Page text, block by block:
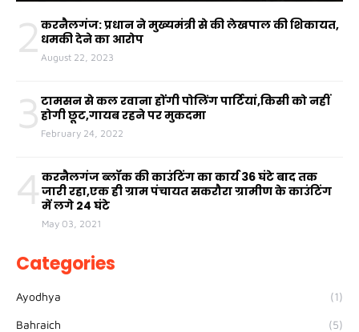
2 करनैलगंज: प्रधान ने मुख्यमंत्री से की लेखपाल की शिकायत,
धमकी देने का आरोप
August 22, 2023
3 टामसन से कल रवाना होंगी पोलिंग पार्टियां,किसी को नहीं
होगी छूट,गायब रहने पर मुकदमा
February 24, 2022
4 करनैलगंज ब्लॉक की काउंटिंग का कार्य 36 घंटे बाद तक
जारी रहा,एक ही ग्राम पंचायत सकरौरा ग्रामीण के काउंटिंग
में लगे 24 घंटे
May 03, 2021
Categories
Ayodhya (1)
Bahraich (5)